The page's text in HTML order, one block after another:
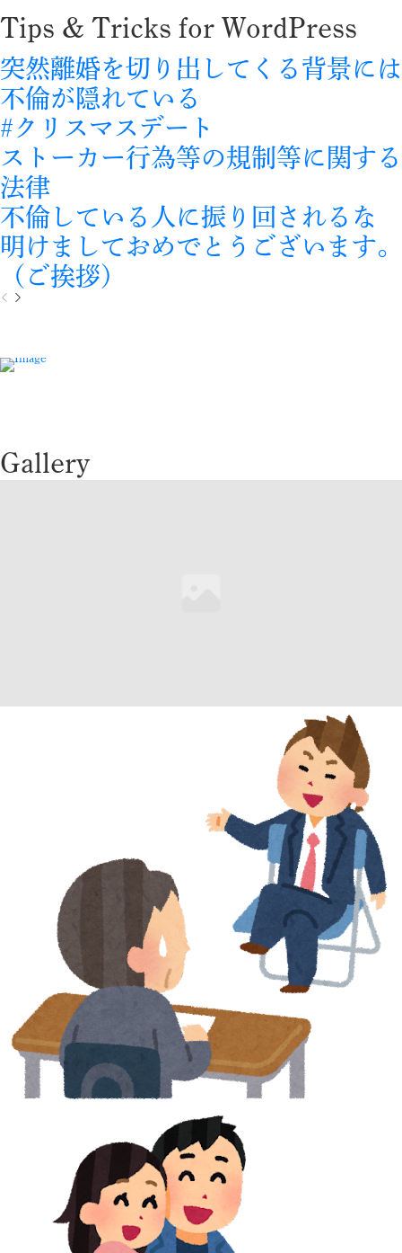
Tips & Tricks for WordPress
突然離婚を切り出してくる背景には
不倫が隠れている
#クリスマスデート
ストーカー行為等の規制等に関する
法律
不倫している人に振り回されるな
明けましておめでとうございます。
（ご挨拶）
P
o
u
N
Gallery